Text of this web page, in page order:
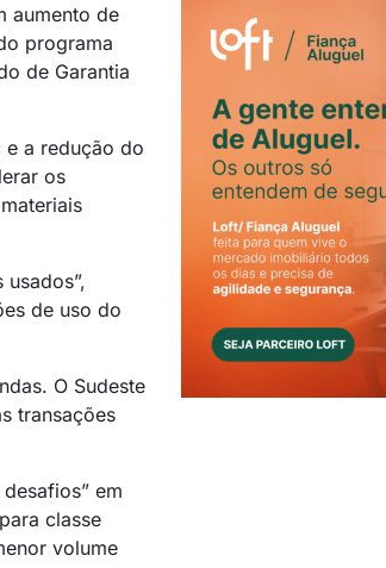
aumento de
programa
de Garantia
e a redução do
os
de uso do
O Sudeste
transações
em
classe
volume